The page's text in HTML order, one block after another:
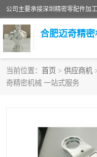
合肥迈奇精
当前位置： 首页 > 供应商机
奇精密机械 一站式服务
铣床加工
家具零配件加工